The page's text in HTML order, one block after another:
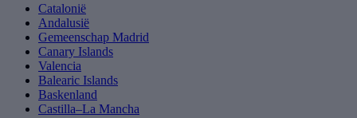
Catalonië
Andalusië
Gemeenschap Madrid
Canary Islands
Valencia
Balearic Islands
Baskenland
Castilla–La Mancha